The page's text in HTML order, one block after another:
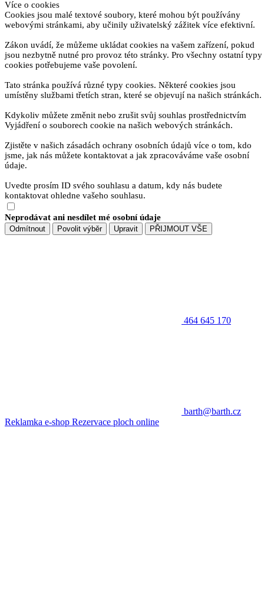
Více o cookies
Cookies jsou malé textové soubory, které mohou být používány
webovými stránkami, aby učinily uživatelský zážitek více efektivní.
Zákon uvádí, že můžeme ukládat cookies na vašem zařízení, pokud
jsou nezbytně nutné pro provoz této stránky. Pro všechny ostatní typy
cookies potřebujeme vaše povolení.
Tato stránka používá různé typy cookies. Některé cookies jsou
umístěny službami třetích stran, které se objevují na našich stránkách.
Kdykoliv můžete změnit nebo zrušit svůj souhlas prostřednictvím
Vyjádření o souborech cookie na našich webových stránkách.
Zjistěte v našich zásadách ochrany osobních údajů více o tom, kdo
jsme, jak nás můžete kontaktovat a jak zpracováváme vaše osobní
údaje.
Uvedte prosím ID svého souhlasu a datum, kdy nás budete
kontaktovat ohledne vašeho souhlasu.
Neprodávat ani nesdílet mé osobní údaje
Odmítnout Povolit výběr Upravit PŘIJMOUT VŠE
464 645 170
barth@barth.cz
Reklamka e-shop Rezervace ploch online